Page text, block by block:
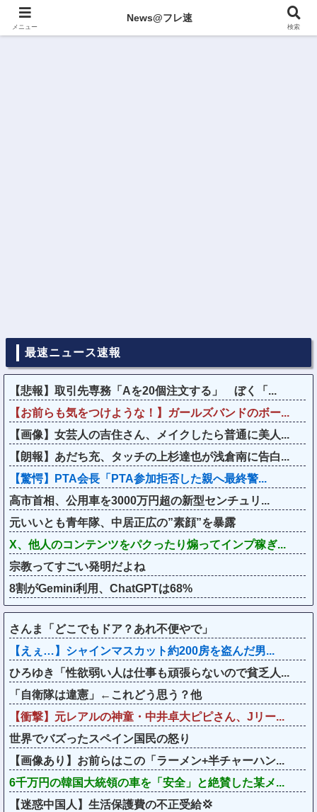
最速ニュース速報
【悲報】取引先専務「Aを20個注文する」 ぼく「...
【お前らも気をつけような！】ガールズバンドのボー...
【画像】女芸人の吉住さん、メイクしたら普通に美人...
【朗報】あだち充、タッチの上杉達也が浅倉南に告白...
【驚愕】PTA会長「PTA参加拒否した親へ最終警...
高市首相、公用車を3000万円超の新型センチュリ...
元いいとも青年隊、中居正広の”素顔”を暴露
X、他人のコンテンツをパクったり煽ってインプ稼ぎ...
宗教ってすごい発明だよね
8割がGemini利用、ChatGPTは68%
さんま「どこでもドア？あれ不便やで」
【えぇ…】シャインマスカット約200房を盗んだ男...
ひろゆき「性欲弱い人は仕事も頑張らないので貧乏人...
「自衛隊は違憲」←これどう思う？他
【衝撃】元レアルの神童・中井卓大ピピさん、Jリー...
世界でバズったスペイン国民の怒り
【画像あり】お前らはこの「ラーメン+半チャーハン...
6千万円の韓国大統領の車を「安全」と絶賛した某メ...
【迷惑中国人】生活保護費の不正受給💢
メニュー
News@フレ速
検索